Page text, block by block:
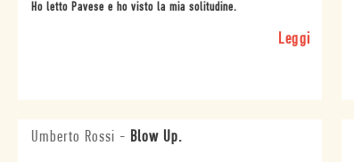
Ho letto Pavese e ho visto la mia solitudine.
Leggi
Umberto Rossi - Blow Up.